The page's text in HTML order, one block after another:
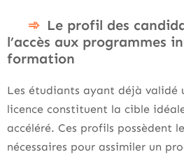
Le profil des
l’accès aux programmes
formation
Les étudiants ayant déjà validé
licence constituent la cible
accéléré. Ces profils possèdent
nécessaires pour assimiler un